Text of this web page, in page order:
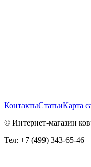
КонтактыСтатьиКарта
© Интернет-магазин
Тел: +7 (499) 343-65-46